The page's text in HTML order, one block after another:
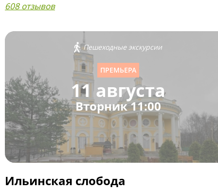
608 отзывов
Пешеходные экскурсии
ПРЕМЬЕРА
11 августа
Вторник 11:00
Ильинская слобода